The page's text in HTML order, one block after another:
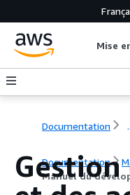
Mise
Documentation
Documentation
Manuel du